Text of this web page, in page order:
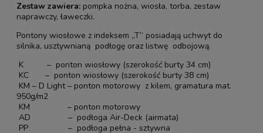
Zestaw zawiera: pompka nożna, wiosła, torba, zestaw
naprawczy, ławeczki.
Pontony wiosłowe z indeksem „T” posiadają uchwyt do
silnika, usztywnianą podłogę oraz listwę odbojową.
K – ponton wiosłowy (szerokość burty 34 cm)
KC – ponton wiosłowy (szerokość burty 38 cm)
KM – D Light – ponton motorowy z kilem, gramatura mat.
950g/m2
KM – ponton motorowy
AD – podłoga Air-Deck (airmata)
PP – podłoga pełna - sztywna